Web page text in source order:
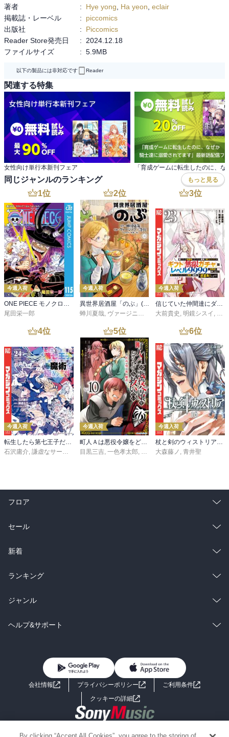
著者
: Hye yong Ha yeon eclair
掲載誌・レーベル
:
piccomics
出版社
:
Piccomics
Reader Store発売日
:
2024.12.18
ファイルサイズ
: 5.9MB
以下の製品には非対応です Reader
関連する特集
女性向け単行本新刊フェア
同じジャンルのランキング もっと見る
1位
今週入荷
ONE PIECE モノクロ版 115
尾田栄一郎
2位
今週入荷
異世界居酒屋「のぶ」(22)
蝉川夏哉, ヴァージニア二等兵 ,転
3位
今週入荷
信じていた仲間達にダンジョン奥地で殺されかけたがギフト『無限ガチャ』でレベル９９９９の仲間達を手に入れて元パーティーメンバーと世界に復讐＆『ざまぁ！』します！（２３）
大前貴史 , 明鏡シスイ , ｔ
4位
今週入荷
石沢庸介 謙虚なサークル メル。
5位
今週入荷
目黒三吉 一色孝太郎 Parum
6位
今週入荷
大森藤ノ 青井聖
フロア
総合
ラノベ
雑誌・グラビア
BL・TL
セール
総合
ラノベ
雑誌・グラビア
BL・TL
新着
総合
ラノベ
雑誌・グラビア
ランキング
総合
ラノベ
ジャンル
コミック
ライトノベル 男子向けラノベ
小説
海外小説
ヘルプ&サポート
よくあるご質問 お問い合わせ
会社情報 プライバシーポリシー
ご利用条件
クッキーの詳細
Copyright 2017 - 2026 Sony Music Entertainment(Japan) Inc.